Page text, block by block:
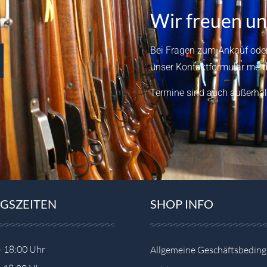
Wir freuen
Bei Fragen zum Ankauf
unser Kontaktformular
Termine sind auch
18:00 Uhr
SHOP INFO
Allgemeine